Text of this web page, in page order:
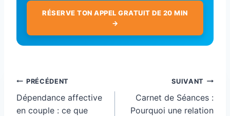
RÉSERVE TON APPEL GRATUIT DE 20 MIN
→
Navigation
de
l’article
PRÉCÉDENT
Dépendance affective
en couple : ce que
SUIVANT
Carnet de Séances :
Pourquoi une relation